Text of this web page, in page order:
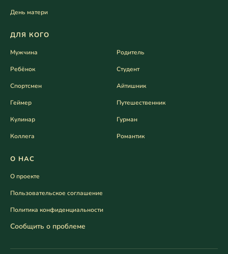
День матери
ДЛЯ КОГО
Мужчина Родитель
Ребёнок Студент
Спортсмен Айтишник
Геймер Путешественник
Кулинар Гурман
Коллега Романтик
О НАС
О проекте
Пользовательское соглашение
Политика конфиденциальности
Сообщить о проблеме